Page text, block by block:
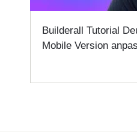
Builderall Tutorial
Mobile Version